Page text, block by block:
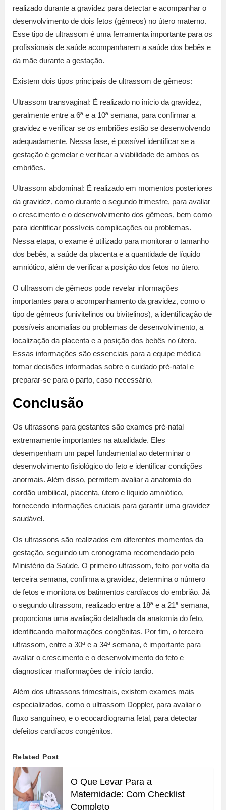
realizado durante a gravidez para detectar e acompanhar o
desenvolvimento de dois fetos (gêmeos) no útero materno.
Esse tipo de ultrassom é uma ferramenta importante para os
profissionais de saúde acompanharem a saúde dos bebês e
da mãe durante a gestação.
Existem dois tipos principais de ultrassom de gêmeos:
Ultrassom transvaginal: É realizado no início da gravidez,
geralmente entre a 6ª e a 10ª semana, para confirmar a
gravidez e verificar se os embriões estão se desenvolvendo
adequadamente. Nessa fase, é possível identificar se a
gestação é gemelar e verificar a viabilidade de ambos os
embriões.
Ultrassom abdominal: É realizado em momentos posteriores
da gravidez, como durante o segundo trimestre, para avaliar
o crescimento e o desenvolvimento dos gêmeos, bem como
para identificar possíveis complicações ou problemas.
Nessa etapa, o exame é utilizado para monitorar o tamanho
dos bebês, a saúde da placenta e a quantidade de líquido
amniótico, além de verificar a posição dos fetos no útero.
O ultrassom de gêmeos pode revelar informações
importantes para o acompanhamento da gravidez, como o
tipo de gêmeos (univitelinos ou bivitelinos), a identificação de
possíveis anomalias ou problemas de desenvolvimento, a
localização da placenta e a posição dos bebês no útero.
Essas informações são essenciais para a equipe médica
tomar decisões informadas sobre o cuidado pré-natal e
preparar-se para o parto, caso necessário.
Conclusão
Os ultrassons para gestantes são exames pré-natal
extremamente importantes na atualidade. Eles
desempenham um papel fundamental ao determinar o
desenvolvimento fisiológico do feto e identificar condições
anormais. Além disso, permitem avaliar a anatomia do
cordão umbilical, placenta, útero e líquido amniótico,
fornecendo informações cruciais para garantir uma gravidez
saudável.
Os ultrassons são realizados em diferentes momentos da
gestação, seguindo um cronograma recomendado pelo
Ministério da Saúde. O primeiro ultrassom, feito por volta da
terceira semana, confirma a gravidez, determina o número
de fetos e monitora os batimentos cardíacos do embrião. Já
o segundo ultrassom, realizado entre a 18ª e a 21ª semana,
proporciona uma avaliação detalhada da anatomia do feto,
identificando malformações congênitas. Por fim, o terceiro
ultrassom, entre a 30ª e a 34ª semana, é importante para
avaliar o crescimento e o desenvolvimento do feto e
diagnosticar malformações de início tardio.
Além dos ultrassons trimestrais, existem exames mais
especializados, como o ultrassom Doppler, para avaliar o
fluxo sanguíneo, e o ecocardiograma fetal, para detectar
defeitos cardíacos congênitos.
Related Post
O Que Levar Para a
Maternidade: Com Checklist
Completo